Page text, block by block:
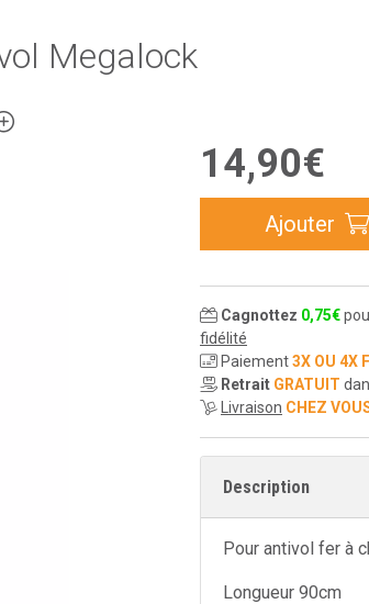
Megalock
14,90€
Ajouter
Cagnottez 0,75€
fidélité
Paiement3X OU 4X
Retrait GRATUIT
Livraison CHEZ
Description
Pour antivol fer à
Longueur 90cm